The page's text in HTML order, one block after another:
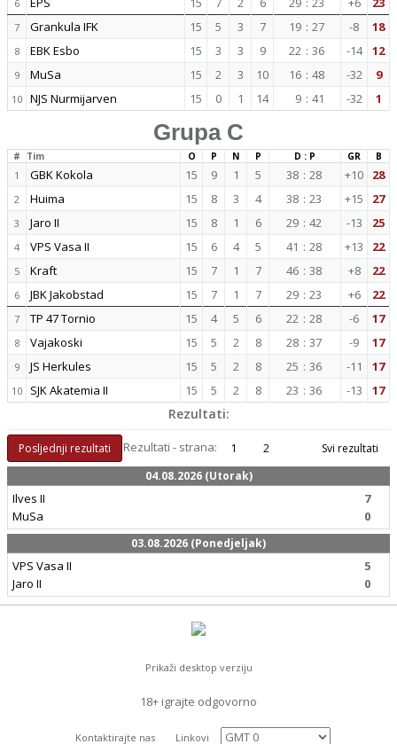
6
7 Grankula IFK 15 5 3 7 19 : 27 -8 18
8 EBK Esbo 15 3 3 9 22 : 36 -14 12
9 MuSa 15 2 3 10 16 : 48 -32 9
10 NJS Nurmijarven 15 0 1 14 9 : 41 -32 1
Grupa C
# Tim O P N P D : P GR B
1 GBK Kokola 15 9 1 5 38 : 28 +10 28
2 Huima 15 8 3 4 38 : 23 +15 27
3 Jaro II 15 8 1 6 29 : 42 -13 25
4 VPS Vasa II 15 6 4 5 41 : 28 +13 22
5 Kraft 15 7 1 7 46 : 38 +8 22
6 JBK Jakobstad 15 7 1 7 29 : 23 +6 22
7 TP 47 Tornio 15 4 5 6 22 : 28 -6 17
8 Vajakoski 15 5 2 8 28 : 37 -9 17
9 JS Herkules 15 5 2 8 25 : 36 -11 17
10 SJK Akatemia II 15 5 2 8 23 : 36 -13 17
Rezultati:
Posljednji rezultati Rezultati - strana: 1 2
Svi rezultati
04.08.2026 (Utorak)
Ilves II
MuSa
7
0
03.08.2026 (Ponedjeljak)
VPS Vasa II
Jaro II
5
0
Prikaži desktop verziju
18+ igrajte odgovorno
Kontaktirajte nas Linkovi